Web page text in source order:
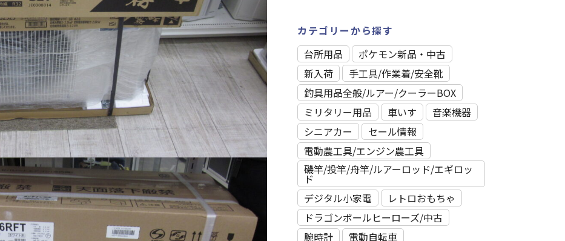
カテゴリーから探す
台所用品
ポケモン新品・中古
新入荷
⼿⼯具/作業着/安全靴
釣具用品全般/ルアー/クーラーBOX
ミリタリー用品
車いす
音楽機器
シニアカー
セール情報
電動農工具/エンジン農工具
磯竿/投竿/舟竿/ルアーロッド/エギロッ
ド
デジタル小家電
レトロおもちゃ
ドラゴンボールヒーローズ/中古
腕時計
電動自転車